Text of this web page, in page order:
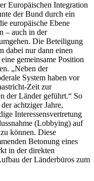
Europäischen Integration
der Bund durch ein
europäische Ebene
– auch in der
Die Beteiligung
dabei nur dann einen
gemeinsame Position
„Neben der
System haben vor
Zeit zur
der Länder geführt.“ So
achtziger Jahre,
Interessensvertretung
(Lobbying) auf
können. Diese
Betonung eines
in der direkten
der Länderbüros zum